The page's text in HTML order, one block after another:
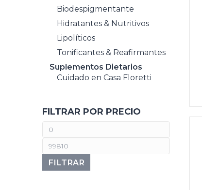
Biodespigmentante
Hidratantes & Nutritivos
Lipolíticos
Tonificantes & Reafirmantes
Suplementos Dietarios
Cuidado en Casa Floretti
FILTRAR POR PRECIO
FILTRAR